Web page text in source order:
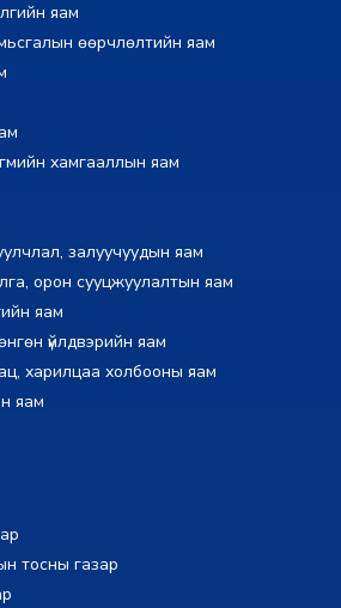
яам
өөрчлөлтийн яам
хамгааллын яам
залуучуудын яам
орон сууцжуулалтын яам
яам
үйлдвэрийн яам
харилцаа холбооны яам
яам
тосны газар